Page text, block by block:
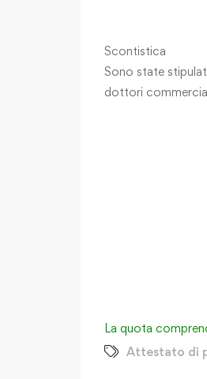
Scontistica
Sono state
dottori
La quota
Attestato di